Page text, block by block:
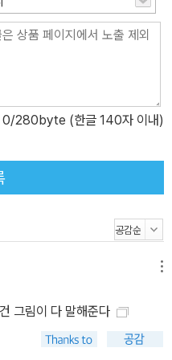
는 모습, “이제 그만, 잘 시간
퉁을 내는 모습, 해가 넘어갈
으로 그 마음을 헤아려 풀어
거듭 이야기를 풀어 가면서,
실히 메웁니다. 동물들의 털
, 커다란 판형을 가득 채우는
누구도 잠을 억지로 강요하지
는 목소리만 메아리 칠 뿐이지
을 차근차근 따라가다 보면, 종
이의 심리를 누구보다 잘 아
니다. 해가 밝으면 우
0/280byte (한글 140자 이내)
그림이 다 말해준다